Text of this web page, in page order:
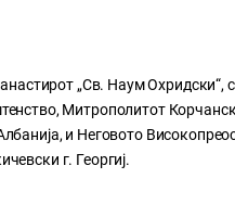
„Св. Наум Охридски“,
Митрополитот
и Неговото
г. Георгиј.